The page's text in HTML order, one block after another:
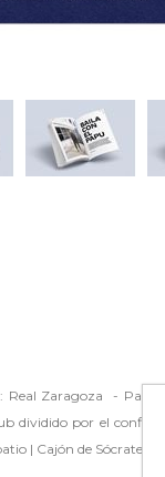
Real Zaragoza -
dividido por el
| Cajón de Sócrates: